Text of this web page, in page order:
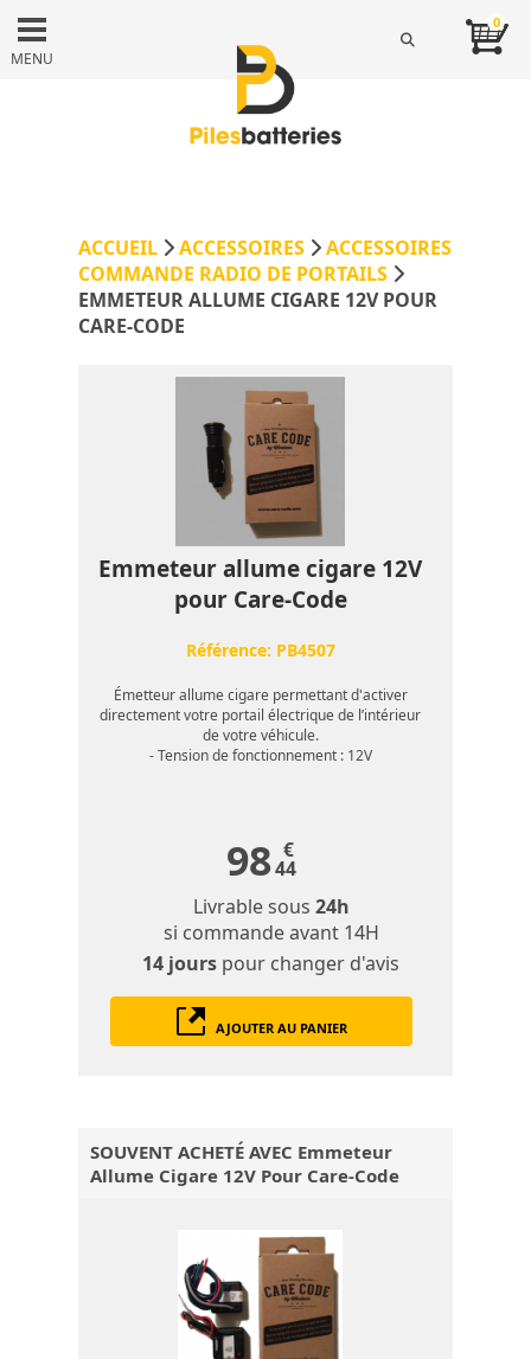
MENU
0
ACCUEIL ACCESSOIRES
ACCESSOIRES
COMMANDE RADIO DE PORTAILS
EMMETEUR ALLUME CIGARE 12V POUR
CARE-CODE
Emmeteur allume cigare 12V
pour Care-Code
Référence: PB4507
Émetteur allume cigare permettant d'activer
directement votre portail électrique de l’intérieur
de votre véhicule.
- Tension de fonctionnement : 12V
98 €
44
Livrable sous 24h
si commande avant 14H
14 jours pour changer d'avis
AJOUTER AU PANIER
SOUVENT ACHETÉ AVEC Emmeteur
Allume Cigare 12V Pour Care-Code